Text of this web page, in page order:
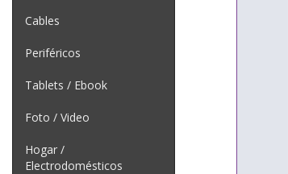
Cables
Periféricos
Tablets / Ebook
Foto / Video
Hogar /
Electrodomésticos